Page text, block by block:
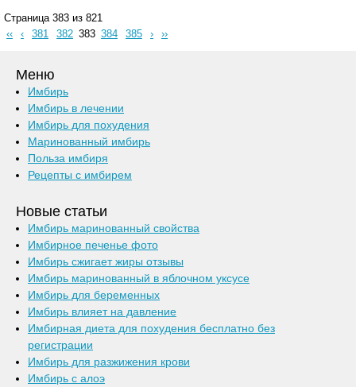
Страница 383 из 821
‹‹
‹ 381 382 383 384 385 › ››
Меню
Имбирь
Имбирь в лечении
Имбирь для похудения
Маринованный имбирь
Польза имбиря
Рецепты с имбирем
Новые статьи
Имбирь маринованный свойства
Имбирное печенье фото
Имбирь сжигает жиры отзывы
Имбирь маринованный в яблочном уксусе
Имбирь для беременных
Имбирь влияет на давление
Имбирная диета для похудения бесплатно без
регистрации
Имбирь для разжижения крови
Имбирь с алоэ